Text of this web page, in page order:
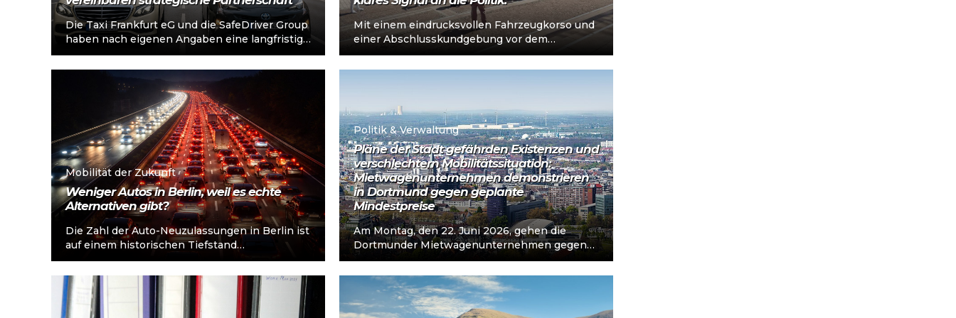
Die Taxi Frankfurt eG und die SafeDriver Group
haben nach eigenen Angaben eine langfristige
strategische Partnerschaft vereinbart. Ziel der
Zusammenarbeit...
Mit einem eindrucksvollen Fahrzeugkorso und
einer Abschlusskundgebung vor dem
Dortmunder Rathaus haben in dieser Woche
über 100 Mietwagenfahrerinnen und Fahrer...
Mobilität der Zukunft
Weniger Autos in Berlin, weil es echte
Alternativen gibt?
Die Zahl der Auto-Neuzulassungen in Berlin ist
auf einem historischen Tiefstand
angekommen. Erstmals wurden weniger als
60.000 Fahrzeuge neu zugelassen,...
Politik & Verwaltung
Pläne der Stadt gefährden Existenzen und
verschlechtern Mobilitätssituation:
Mietwagenunternehmen demonstrieren
in Dortmund gegen geplante
Mindestpreise
Am Montag, den 22. Juni 2026, gehen die
Dortmunder Mietwagenunternehmen gegen
die von der Stadtverwaltung geplanten
Mindestpreise für Mietwagen-Fahrdienste auf...
Mehr lesen